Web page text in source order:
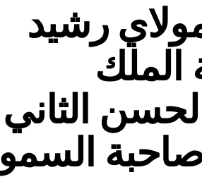
رشيد
الملك
49 لجائزة الحسن الثاني
الـ 28 لكأس صاحبة السمو